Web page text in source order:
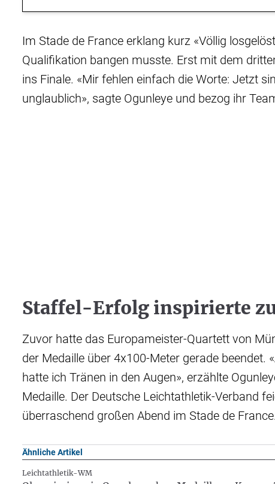
Im Stade de France erklang kurz «Völlig
Qualifikation bangen musste. Erst mit dem
ins Finale. «Mir fehlen einfach die Worte: Jetzt
unglaublich», sagte Ogunleye und bezog ihr
Staffel-Erfolg inspirierte
Zuvor hatte das Europameister-Quartett von
der Medaille über 4x100-Meter gerade beendet.
hatte ich Tränen in den Augen», erzählte
Medaille. Der Deutsche Leichtathletik-Verband
überraschend großen Abend im Stade de France.
Ähnliche Artikel
Leichtathletik-WM